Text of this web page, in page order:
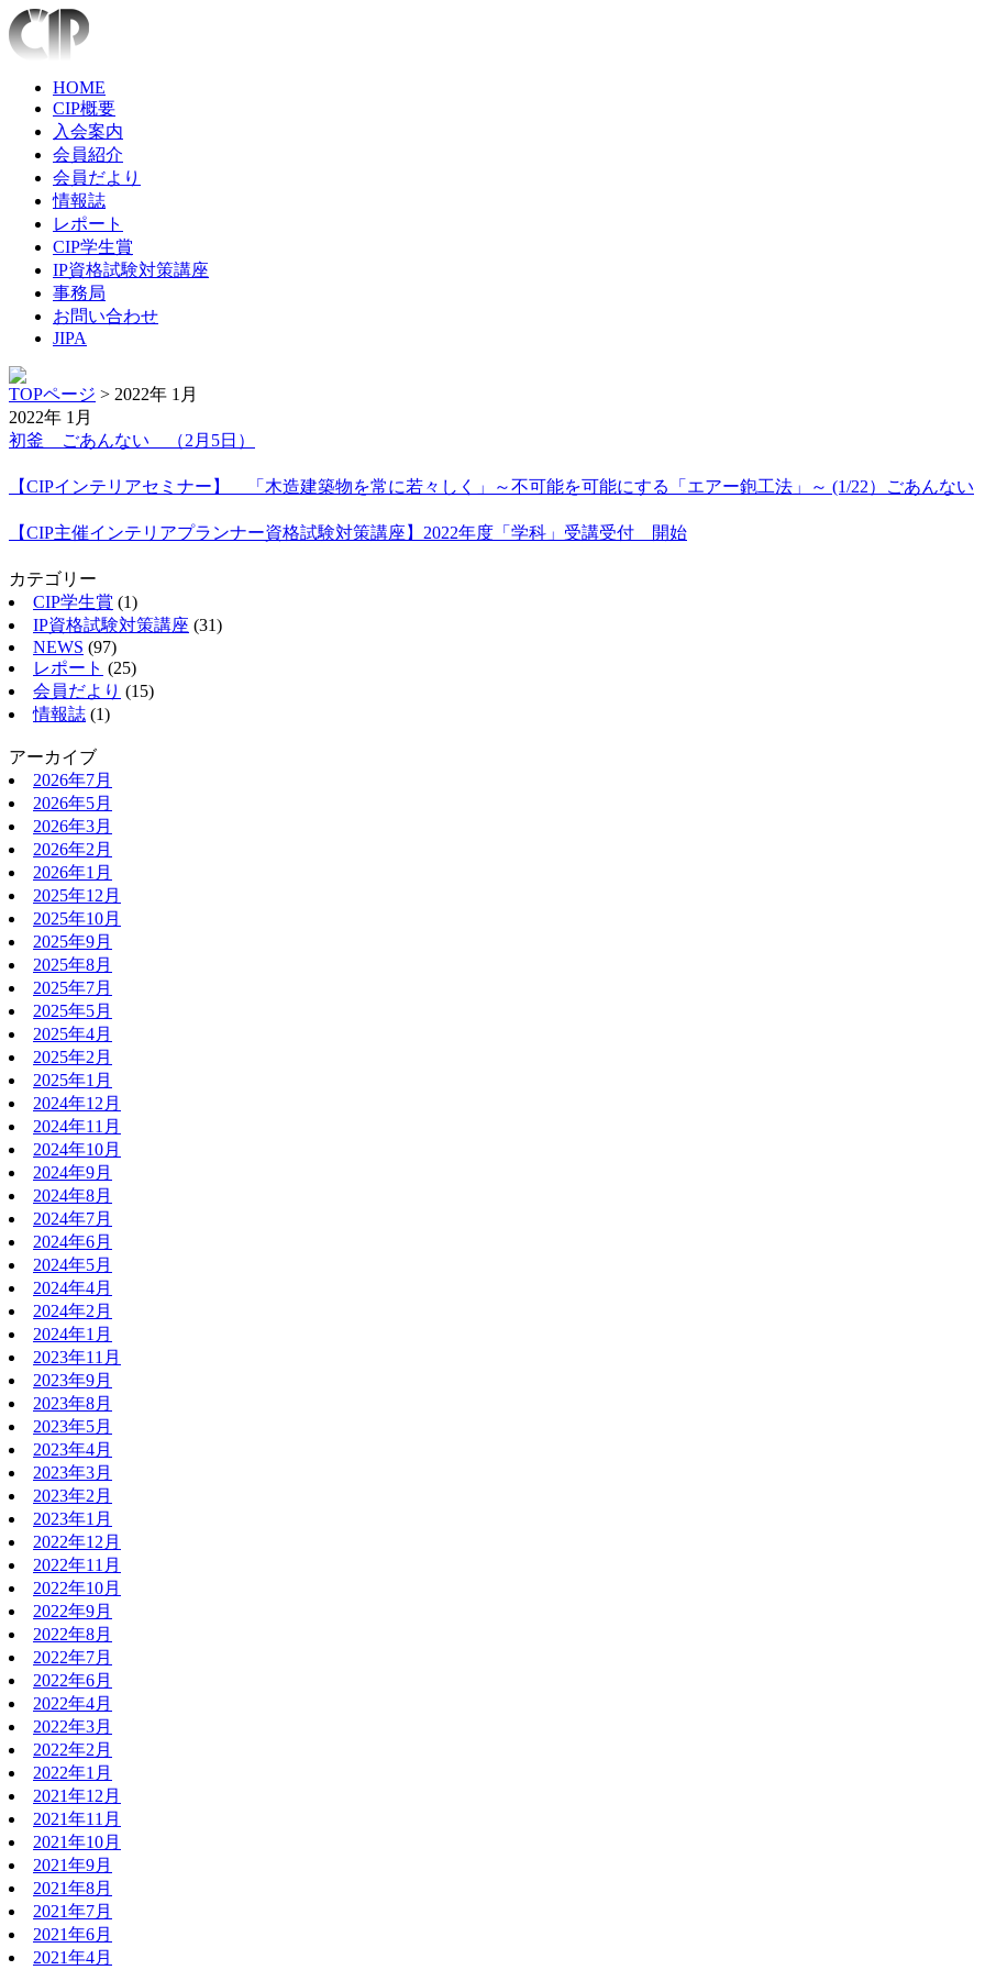
HOME
CIP概要
入会案内
会員紹介
会員だより
情報誌
レポート
CIP学生賞
IP資格試験対策講座
事務局
お問い合わせ
JIPA
TOPページ > 2022年 1月
2022年 1月
初釜 ごあんない （2月5日）
【CIPインテリアセミナー】 「木造建築物を常に若々しく」～不可能を可能にする「エアー鉋工法」～ (1/22）ごあんない
【CIP主催インテリアプランナー資格試験対策講座】2022年度「学科」受講受付 開始
カテゴリー
CIP学生賞 (1)
IP資格試験対策講座 (31)
NEWS (97)
レポート (25)
会員だより (15)
情報誌 (1)
アーカイブ
2026年7月
2026年5月
2026年3月
2026年2月
2026年1月
2025年12月
2025年10月
2025年9月
2025年8月
2025年7月
2025年5月
2025年4月
2025年2月
2025年1月
2024年12月
2024年11月
2024年10月
2024年9月
2024年8月
2024年7月
2024年6月
2024年5月
2024年4月
2024年2月
2024年1月
2023年11月
2023年9月
2023年8月
2023年5月
2023年4月
2023年3月
2023年2月
2023年1月
2022年12月
2022年11月
2022年10月
2022年9月
2022年8月
2022年7月
2022年6月
2022年4月
2022年3月
2022年2月
2022年1月
2021年12月
2021年11月
2021年10月
2021年9月
2021年8月
2021年7月
2021年6月
2021年4月